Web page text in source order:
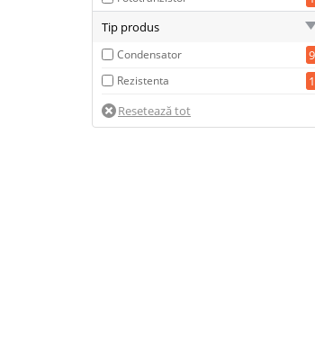
Tip produs
Condensator 9
Rezistenta 1